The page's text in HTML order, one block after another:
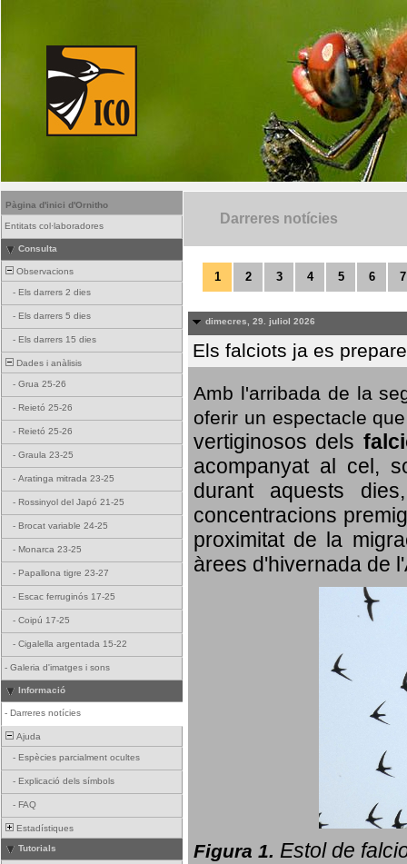
Pàgina d'inici d'Ornitho
Entitats col·laboradores
Consulta
Observacions
- Els darrers 2 dies
- Els darrers 5 dies
- Els darrers 15 dies
Dades i anàlisis
- Grua 25-26
- Reietó 25-26
- Reietó 25-26
- Graula 23-25
- Aratinga mitrada 23-25
- Rossinyol del Japó 21-25
- Brocat variable 24-25
- Monarca 23-25
- Papallona tigre 23-27
- Escac ferruginós 17-25
- Coipú 17-25
- Cigalella argentada 15-22
- Galeria d'imatges i sons
Informació
- Darreres notícies
Ajuda
- Espècies parcialment ocultes
- Explicació dels símbols
- FAQ
Estadístiques
Tutorials
Darreres notícies
1 2 3 4 5 6 7
dimecres, 29. juliol 2026
Els falciots ja es
Amb l'arribada de la
oferir un espectacle
vertiginosos dels
acompanyat al cel,
durant aquests
concentracions
proximitat de la
àrees d'hivernada de
Figura 1. Estol de